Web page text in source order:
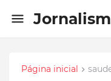
Página inicial